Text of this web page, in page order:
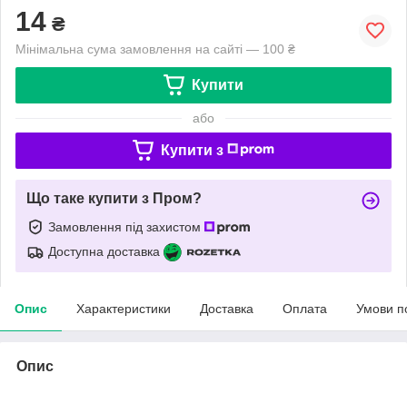
14 ₴
Мінімальна сума замовлення на сайті — 100 ₴
Купити
або
Купити з
Що таке купити з Пром?
Замовлення під захистом
Доступна доставка
Опис Характеристики Доставка Оплата Умови
Опис